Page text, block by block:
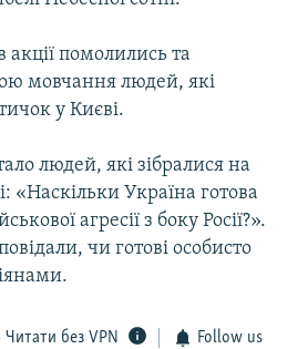
акції помолились та
мовчання людей, які
у Києві.
людей, які зібралися на
Україна готова
агресії з боку Росії?».
чи готові особисто
Читати без VPN Follow us